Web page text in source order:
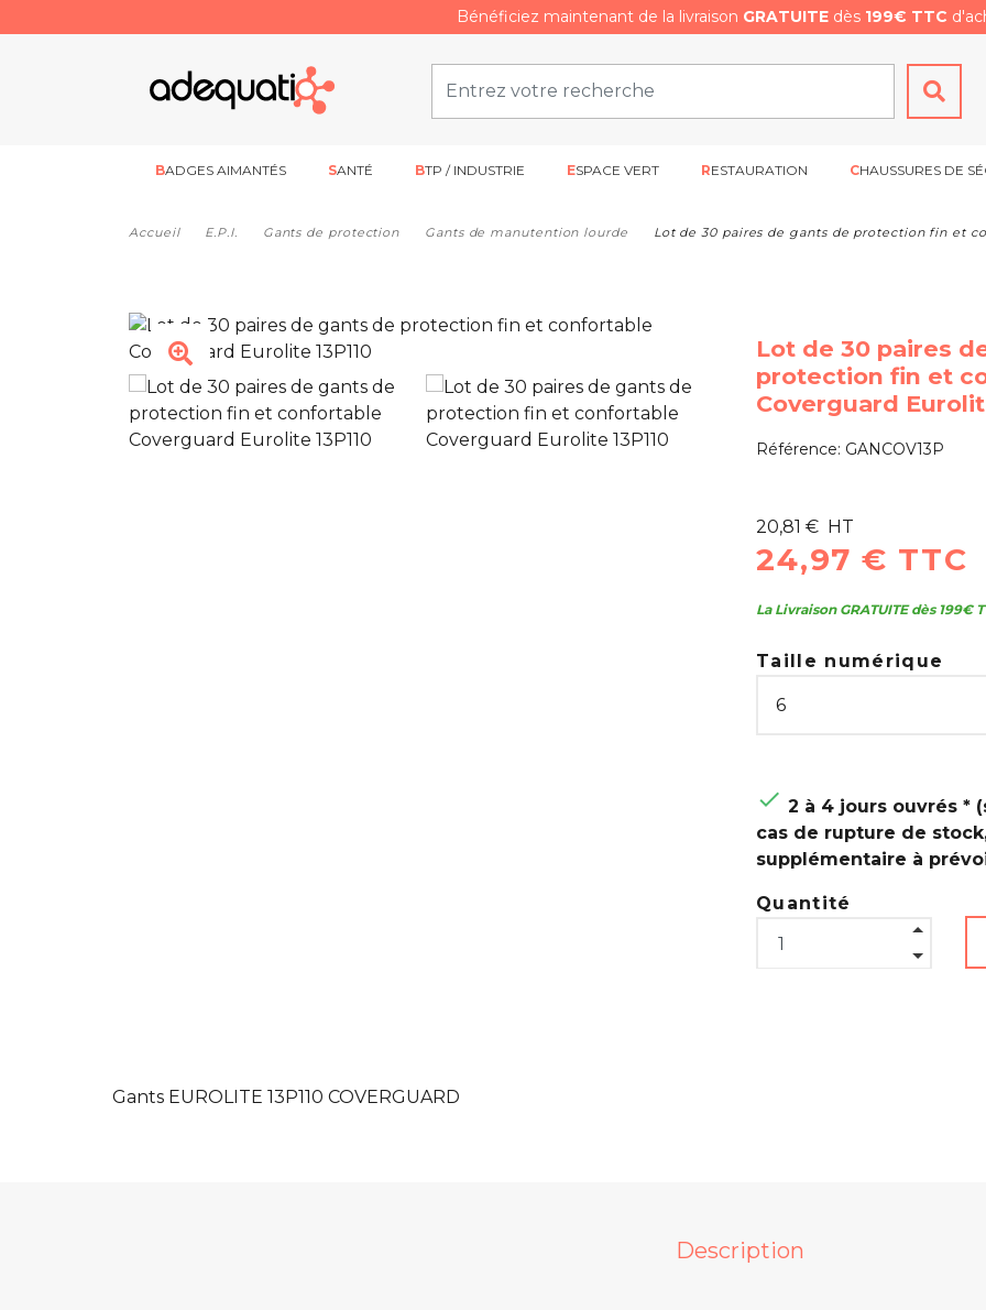
Bénéficiez maintenant de la livraison GRATUITE dès 199€ TTC
BADGES AIMANTÉS SANTÉ BTP / INDUSTRIE ESPACE VERT RESTAURATION CHAUSSURES DE
Accueil E.P.I. Gants de protection Gants de manutention lourde Lot de 30 paires de gants de protection fin et
Lot de 30 paires
protection fin et
Coverguard
Référence: GANCOV13P
20,81 € HT
24,97 € TTC
La Livraison GRATUITE dès 199€
Taille numérique
 2 à 4 jours ouvrés *
cas de rupture de
supplémentaire à
Quantité
Gants EUROLITE 13P110 COVERGUARD
Description